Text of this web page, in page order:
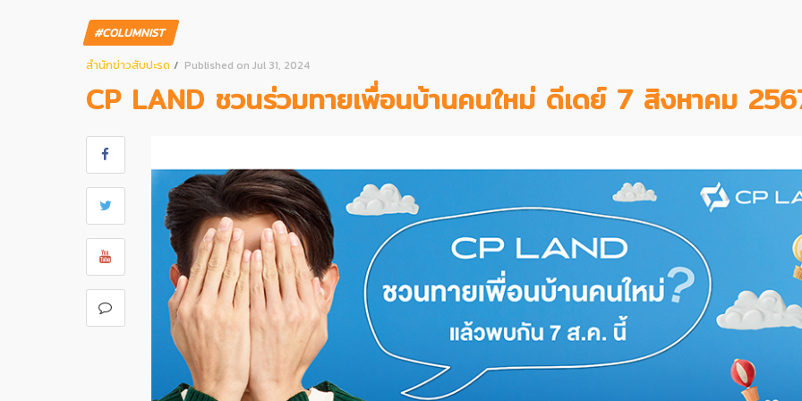
#COLUMNIST
สํานักข่าวสับปะรด
Published on Jul 31, 2024
CP LAND ชวนร่วมทายเพื่อนบ้านคนใหม่ ดีเดย์ 7 สิงหาคม